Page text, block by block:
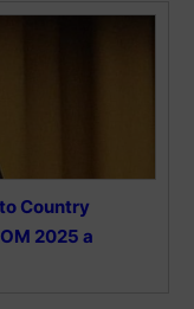
Country
2025 a